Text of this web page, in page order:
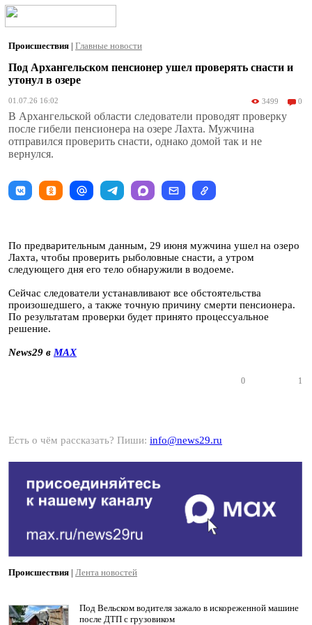
Происшествия | Главные новости
Под Архангельском пенсионер ушел проверять снасти и
утонул в озере
01.07.26 16:02 3499 0
В Архангельской области следователи проводят проверку
после гибели пенсионера на озере Лахта. Мужчина
отправился проверить снасти, однако домой так и не
вернулся.
По предварительным данным, 29 июня мужчина ушел на озеро
Лахта, чтобы проверить рыболовные снасти, а утром
следующего дня его тело обнаружили в водоеме.
Сейчас следователи устанавливают все обстоятельства
произошедшего, а также точную причину смерти пенсионера.
По результатам проверки будет принято процессуальное
решение.
News29 в MAX
0 1
Есть о чём рассказать? Пиши: info@news29.ru
Происшествия | Лента новостей
Под Вельском водителя зажало в искореженной машине
после ДТП с грузовиком